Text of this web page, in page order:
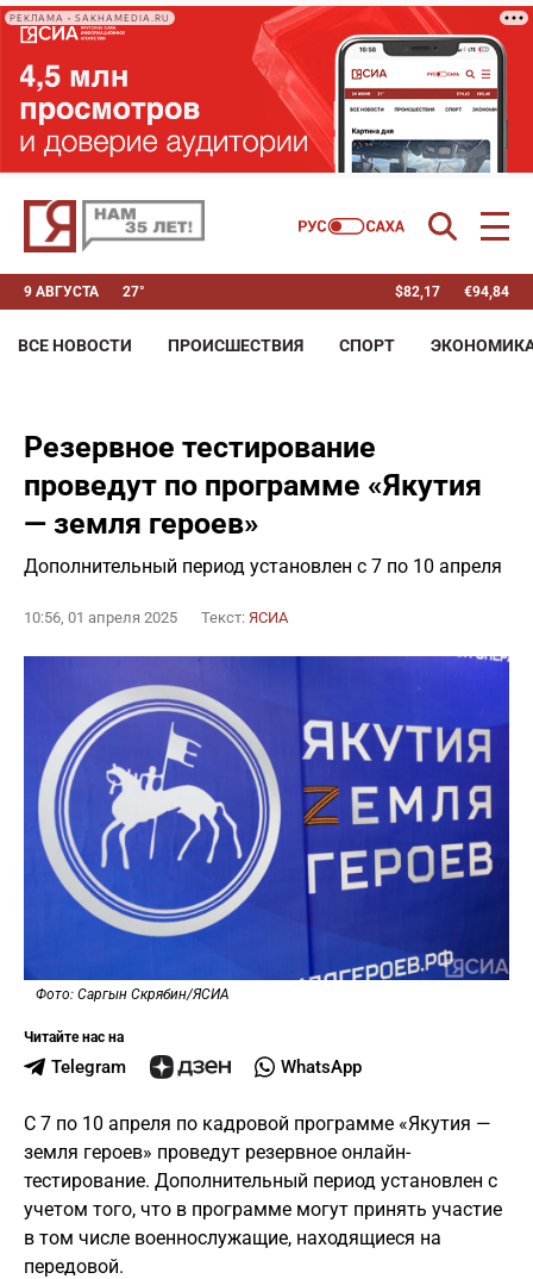
РЕКЛАМА • SAKHAMEDIA.RU
9 АВГУСТА 27° $82,17 €94,84
ВСЕ НОВОСТИ ПРОИСШЕСТВИЯ СПОРТ
Резервное тестирование
проведут по программе «Якутия
— земля героев»
Дополнительный период установлен с 7 по 10 апреля
10:56, 01 апреля 2025 Текст: ЯСИА
Фото: Саргын Скрябин/ЯСИА
Читайте нас на
Telegram WhatsApp
С 7 по 10 апреля по кадровой программе «Якутия —
земля героев» проведут резервное онлайн-
тестирование. Дополнительный период установлен с
учетом того, что в программе могут принять участие
в том числе военнослужащие, находящиеся на
передовой.